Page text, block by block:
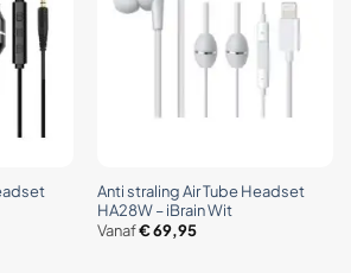
Anti straling Air Tube Headset
HA28W – iBrain Wit
Vanaf€69,95